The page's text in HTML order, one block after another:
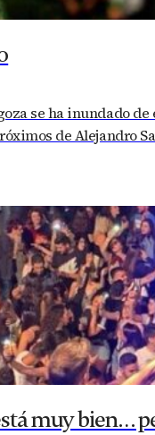
se ha inundado
de Alejandro
muy bien…